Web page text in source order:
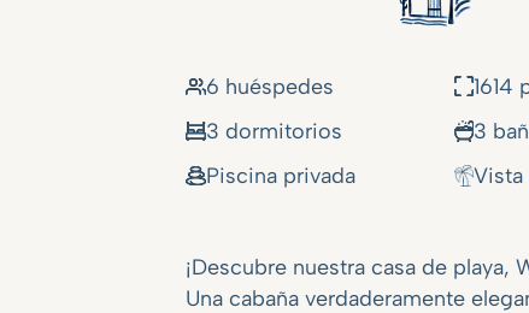
6 huéspedes
1614
3 dormitorios
3
Piscina privada
Vista
¡Descubre nuestra casa de playa,
Una cabaña verdaderamente